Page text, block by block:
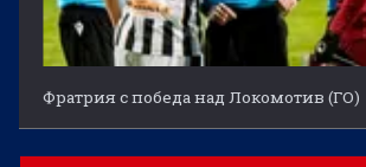
Фратрия с победа над Локомотив (ГО)